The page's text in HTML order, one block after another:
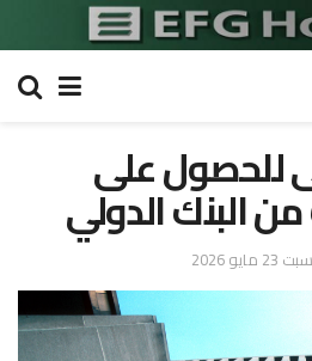
للحصول على
البنك الدولي
مايو 2026